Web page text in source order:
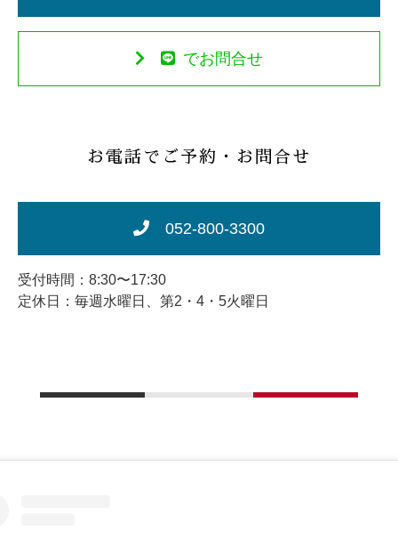
でお問合せ
お電話でご予約・お問合せ
052-800-3300
受付時間：8:30〜17:30
定休日：毎週水曜日、第2・4・5火曜日